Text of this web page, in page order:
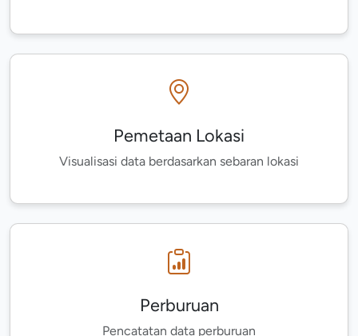
Pemetaan Lokasi
Visualisasi data berdasarkan sebaran lokasi
Perburuan
Pencatatan data perburuan